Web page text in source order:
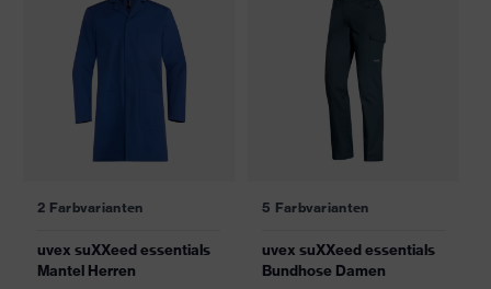
2 Farbvarianten
uvex suXXeed essentials
Mantel Herren
5 Farbvarianten
uvex suXXeed essentials
Bundhose Damen